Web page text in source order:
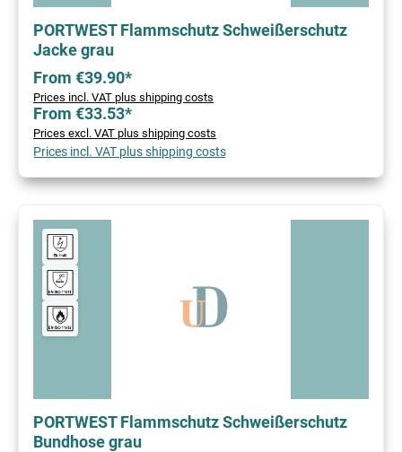
PORTWEST Flammschutz Schweißerschutz
Jacke grau
From €39.90*
Prices incl. VAT plus shipping costs
From €33.53*
Prices excl. VAT plus shipping costs
Prices incl. VAT plus shipping costs
PORTWEST Flammschutz Schweißerschutz
Bundhose grau